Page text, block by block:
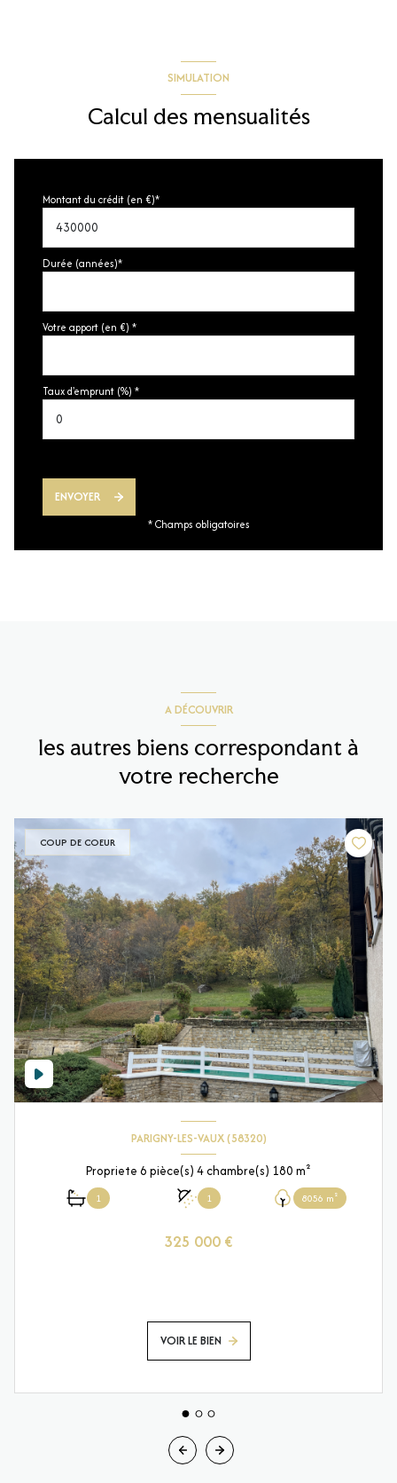
SIMULATION
Calcul des mensualités
Montant du crédit (en €)*
Durée (années)*
Votre apport (en €) *
Taux d'emprunt (%) *
ENVOYER
* Champs obligatoires
A DÉCOUVRIR
les autres biens correspondant à
votre recherche
COUP DE COEUR
PARIGNY-LES-VAUX (58320)
Propriete 6 pièce(s) 4 chambre(s) 180 m²
1 1 8056 m²
325 000 €
VOIR LE BIEN